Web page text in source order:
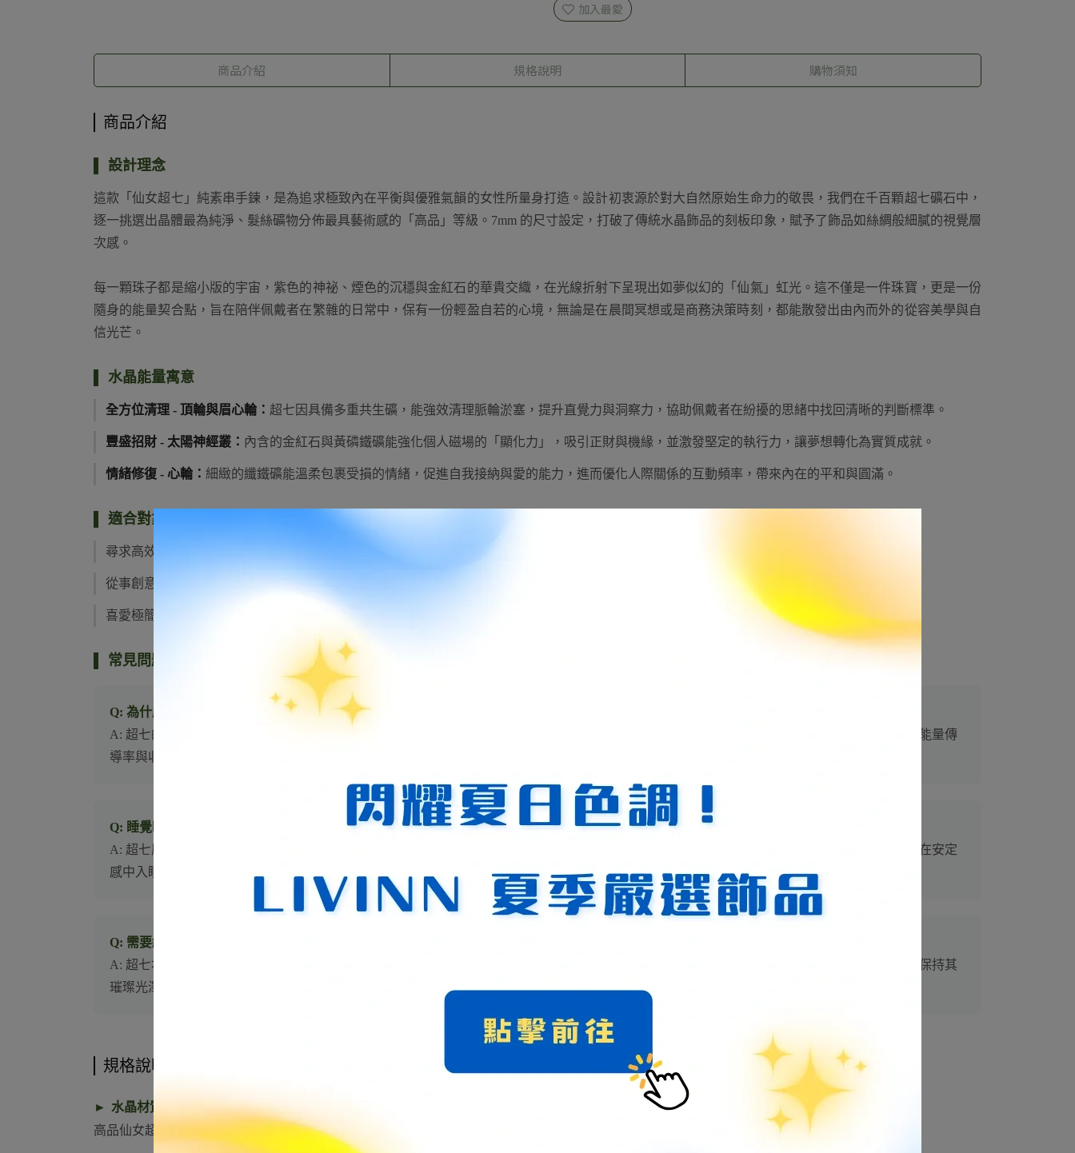
加入最愛
商品介紹 規格說明 購物須知
商品介紹
設計理念
這款「仙女超七」純素串手鍊，是為追求極致內在平衡與優雅氣韻的女性所量身打造。設計初衷源於對大自然原始生命力的敬畏，我們在千百顆超七礦石中，
逐一挑選出晶體最為純淨、髮絲礦物分佈最具藝術感的「高品」等級。7mm 的尺寸設定，打破了傳統水晶飾品的刻板印象，賦予了飾品如絲綢般細膩的視覺層
次感。
每一顆珠子都是縮小版的宇宙，紫色的神祕、煙色的沉穩與金紅石的華貴交織，在光線折射下呈現出如夢似幻的「仙氣」虹光。這不僅是一件珠寶，更是一份
隨身的能量契合點，旨在陪伴佩戴者在繁雜的日常中，保有一份輕盈自若的心境，無論是在晨間冥想或是商務決策時刻，都能散發出由內而外的從容美學與自
信光芒。
水晶能量寓意
全方位清理 - 頂輪與眉心輪： 超七因具備多重共生礦，能強效清理脈輪淤塞，提升直覺力與洞察力，協助佩戴者在紛擾的思緒中找回清晰的判斷標準。
豐盛招財 - 太陽神經叢： 內含的金紅石與黃磷鐵礦能強化個人磁場的「顯化力」，吸引正財與機緣，並激發堅定的執行力，讓夢想轉化為實質成就。
情緒修復 - 心輪： 細緻的纖鐵礦能溫柔包裹受損的情緒，促進自我接納與愛的能力，進而優化人際關係的互動頻率，帶來內在的平和與圓滿。
適合對象
尋求高效率能量平衡，希望一款水晶就能涵蓋多重守護功能的都會忙碌女性。
從事創意設計、決策管理或靈性工作，需要高度直覺與穩定情緒支持的專業人士。
喜愛極簡輕奢風格，在日常穿搭中追求礦石稀有性與收藏價值的高感度生活者。
常見問題 FAQ
Q: 為什麼超七手鍊價格落差這麼大？這款「高品」差別在哪？
A: 超七的價值取決於晶體透明度、礦物共生的豐富度與髮絲的排列。本款嚴選高品級礦石，晶體淨透少綿裂，且每顆珠子均含豐富髮絲或閃片，能量傳
導率與收藏美感皆優於市場通透度較差的普品。
Q: 睡覺時可以佩戴這款仙女超七手鍊嗎？
A: 超七屬於高頻能量水晶，初次佩戴者若感官較敏感，建議睡覺時先取下，讓身體深層休息。若已適應其磁場，超七能協助平穩思緒，讓佩戴者在安定
感中入眠。
Q: 需要經常幫這款手鍊消磁淨化嗎？
A: 超七本身具備自動化清理與轉化能量的特性，是少數不需要頻繁淨化的水晶。建議每月放在白水晶簇中，或以自然光、鼠尾草煙燻一次，即可保持其
璀璨光澤與最佳能量頻率。
規格說明
► 水晶材質
高品仙女超七（含紫水晶、煙水晶、金紅石、針鐵礦、纖鐵礦、黃磷鐵礦、白雲母共生）